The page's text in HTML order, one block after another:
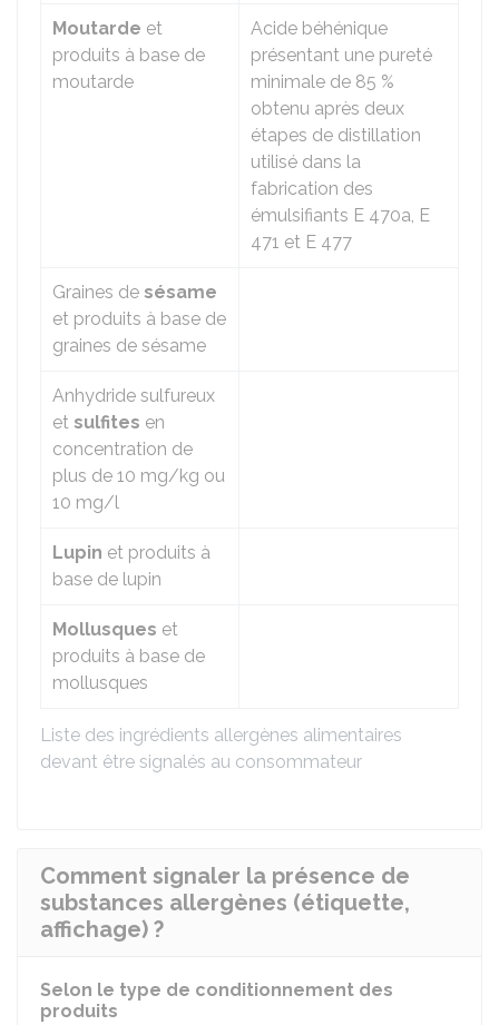
Liste des ingrédients allergènes alimentaires
devant être signalés au consommateur
Moutarde et
produits à base de
moutarde
Acide béhénique
présentant une pureté
minimale de 85 %
obtenu après deux
étapes de distillation
utilisé dans la
fabrication des
émulsifiants E 470a, E
471 et E 477
Graines de sésame
et produits à base de
graines de sésame
Anhydride sulfureux
et sulfites en
concentration de
plus de 10 mg/kg ou
10 mg/l
Lupin et produits à
base de lupin
Mollusques et
produits à base de
mollusques
Comment signaler la présence de
substances allergènes (étiquette,
affichage) ?
Selon le type de conditionnement des
produits